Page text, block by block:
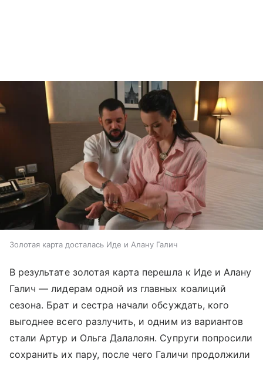
Золотая карта досталась Иде и Алану Галич
В результате золотая карта перешла к Иде и Алану
Галич — лидерам одной из главных коалиций
сезона. Брат и сестра начали обсуждать, кого
выгоднее всего разлучить, и одним из вариантов
стали Артур и Ольга Далалоян. Супруги попросили
сохранить их пару, после чего Галичи продолжили